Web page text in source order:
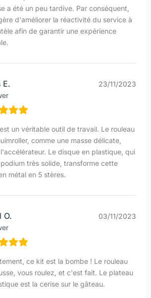
a été un peu tardive. Par conséquent,
d'améliorer la réactivité du service à
afin de garantir une expérience
E. 23/11/2023
un véritable outil de travail. Le rouleau
comme une masse délicate,
Le disque en plastique, qui
très solide, transforme cette
métal en 5 stères.
O. 03/11/2023
ce kit est la bombe ! Le rouleau
vous roulez, et c'est fait. Le plateau
est la cerise sur le gâteau.